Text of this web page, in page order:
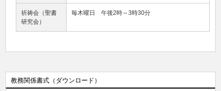
祈祷会（聖書
研究会）
毎木曜日 午後2時～3時30分
教務関係書式（ダウンロード）